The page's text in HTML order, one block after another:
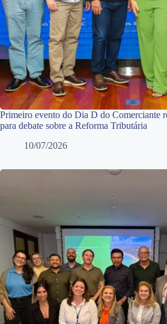
Primeiro evento do Dia D do Comerciante
para debate sobre a Reforma Tributária
10/07/2026